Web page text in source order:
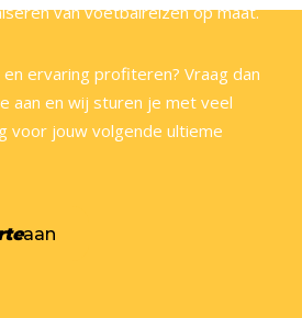
van voetbalreizen op maat.
en ervaring profiteren? Vraag dan
aan en wij sturen je met veel
voor jouw volgende ultieme
aan